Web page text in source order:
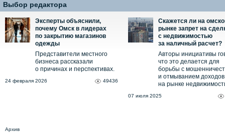
Выбор редактора
Эксперты объяснили,
почему Омск в лидерах
по закрытию магазинов
одежды
Представители местного
бизнеса рассказали
о причинах и перспективах.
24 февраля 2026 49436
Скажется ли на
рынке запрет на
с недвижимостью
за наличный расчет?
Авторы инициативы
что это делается для
борьбы с
и отмыванием доходов
на рынке
07 июля 2025
Архив